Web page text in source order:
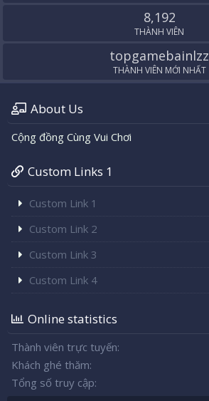
8,192
THÀNH VIÊN
topgamebainlzz
THÀNH VIÊN MỚI NHẤT
About Us
Cộng đồng Cùng Vui Chơi
Custom Links 1
Custom Link 1
Custom Link 2
Custom Link 3
Custom Link 4
Online statistics
Thành viên trực tuyến
Khách ghé thăm
Tổng số truy cập